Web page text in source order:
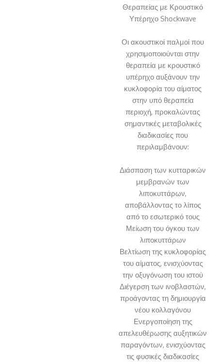
Θεραπείας με Κρουστικό
Υπέρηχο Shockwave
Οι ακουστικοί παλμοί που
χρησιμοποιούνται στην
θεραπεία με κρουστικό
υπέρηχο αυξάνουν την
κυκλοφορία του αίματος
στην υπό θεραπεία
περιοχή, προκαλώντας
σημαντικές μεταβολικές
διαδικασίες που
περιλαμβάνουν:
Διάσπαση των κυτταρικών
μεμβρανών των
λιποκυττάρων,
αποβάλλοντας το λίπος
από το εσωτερικό τους
Μείωση του όγκου των
λιποκυττάρων
Βελτίωση της κυκλοφορίας
του αίματος, ενισχύοντας
την οξυγόνωση του ιστού
Διέγερση των ινοβλαστών,
προάγοντας τη δημιουργία
νέου κολλαγόνου
Ενεργοποίηση της
απελευθέρωσης αυξητικών
παραγόντων, ενισχύοντας
τις φυσικές διαδικασίες